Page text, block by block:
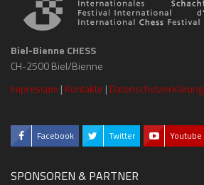
Biel-Bienne CHESS
CH-2500 Biel/Bienne
Impressum | Kontakte | Datenschutzerklärung
Facebook Twitter Youtube
SPONSOREN & PARTNER